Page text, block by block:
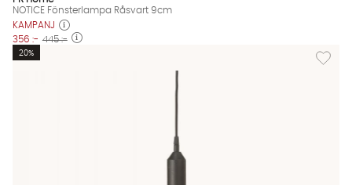
NOTICE Fönsterlampa Råsvart 9cm
KAMPANJ
356 :- 445 :-
Lägg
20%